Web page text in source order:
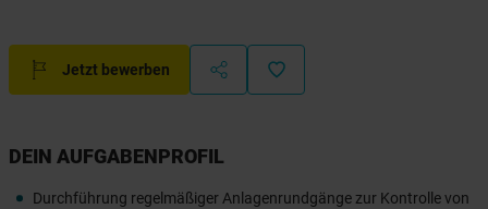
Jetzt bewerben
DEIN AUFGABENPROFIL
Durchführung regelmäßiger Anlagenrundgänge zur Kontrolle von